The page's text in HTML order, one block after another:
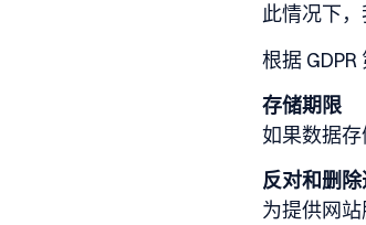
此情况下
根据
存储期限
如果数据存
反对和删
为提供网